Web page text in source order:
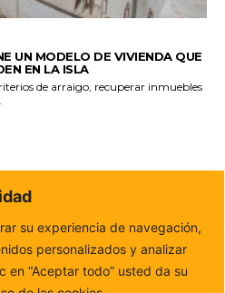
UN MODELO DE VIVIENDA QUE
EN LA ISLA
de arraigo, recuperar inmuebles